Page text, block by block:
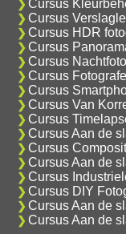
Cursus
Cursus
Cursus HDR
Cursus
Cursus
Cursus
Cursus
Cursus Van
Cursus
Cursus Aan de
Cursus
Cursus Aan de
Cursus
Cursus DIY
Cursus Aan de
Cursus Aan de